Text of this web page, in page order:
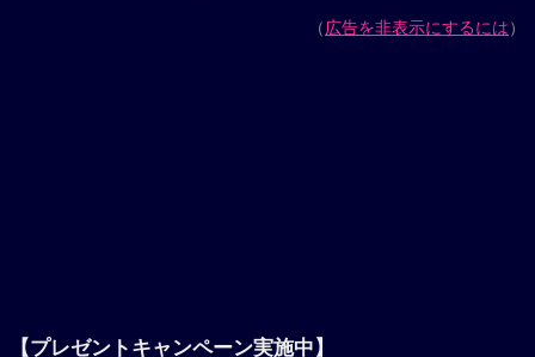
（広告を非表示にするには）
【プレゼントキャンペーン実施中】